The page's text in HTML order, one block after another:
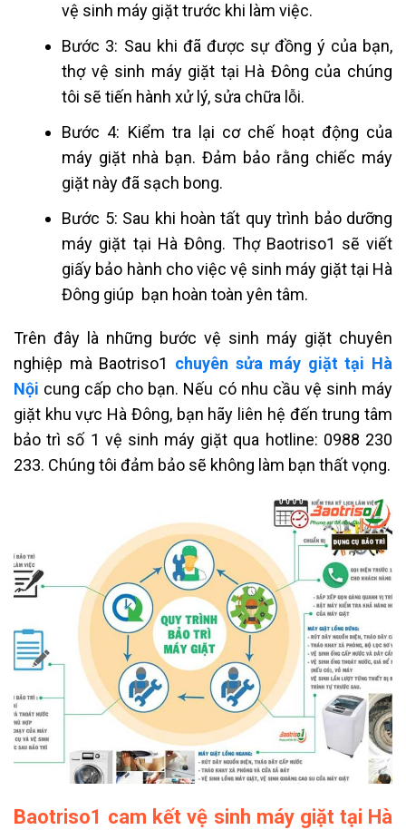
vệ sinh máy giặt trước khi làm việc.
Bước 3: Sau khi đã được sự đồng ý của bạn,
thợ vệ sinh máy giặt tại Hà Đông của chúng
tôi sẽ tiến hành xử lý, sửa chữa lỗi.
Bước 4: Kiểm tra lại cơ chế hoạt động của
máy giặt nhà bạn. Đảm bảo rằng chiếc máy
giặt này đã sạch bong.
Bước 5: Sau khi hoàn tất quy trình bảo dưỡng
máy giặt tại Hà Đông. Thợ Baotriso1 sẽ viết
giấy bảo hành cho việc vệ sinh máy giặt tại Hà
Đông giúp bạn hoàn toàn yên tâm.
Trên đây là những bước vệ sinh máy giặt chuyên
nghiệp mà Baotriso1 chuyên sửa máy giặt tại Hà
Nội cung cấp cho bạn. Nếu có nhu cầu vệ sinh máy
giặt khu vực Hà Đông, bạn hãy liên hệ đến trung tâm
bảo trì số 1 vệ sinh máy giặt qua hotline: 0988 230
233. Chúng tôi đảm bảo sẽ không làm bạn thất vọng.
Baotriso1 cam kết vệ sinh máy giặt tại Hà